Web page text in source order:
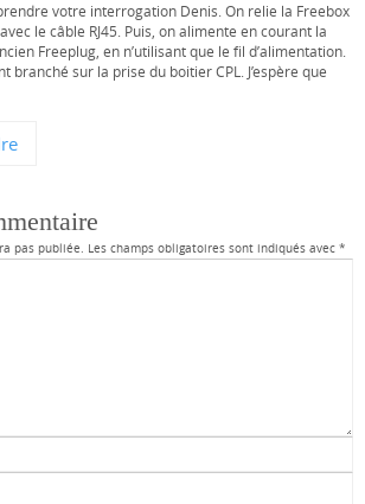
votre interrogation Denis. On relie la Freebox
le câble RJ45. Puis, on alimente en courant la
Freeplug, en n’utilisant que le fil d’alimentation.
branché sur la prise du boitier CPL. J’espère que
pas publiée. Les champs obligatoires sont indiqués avec *